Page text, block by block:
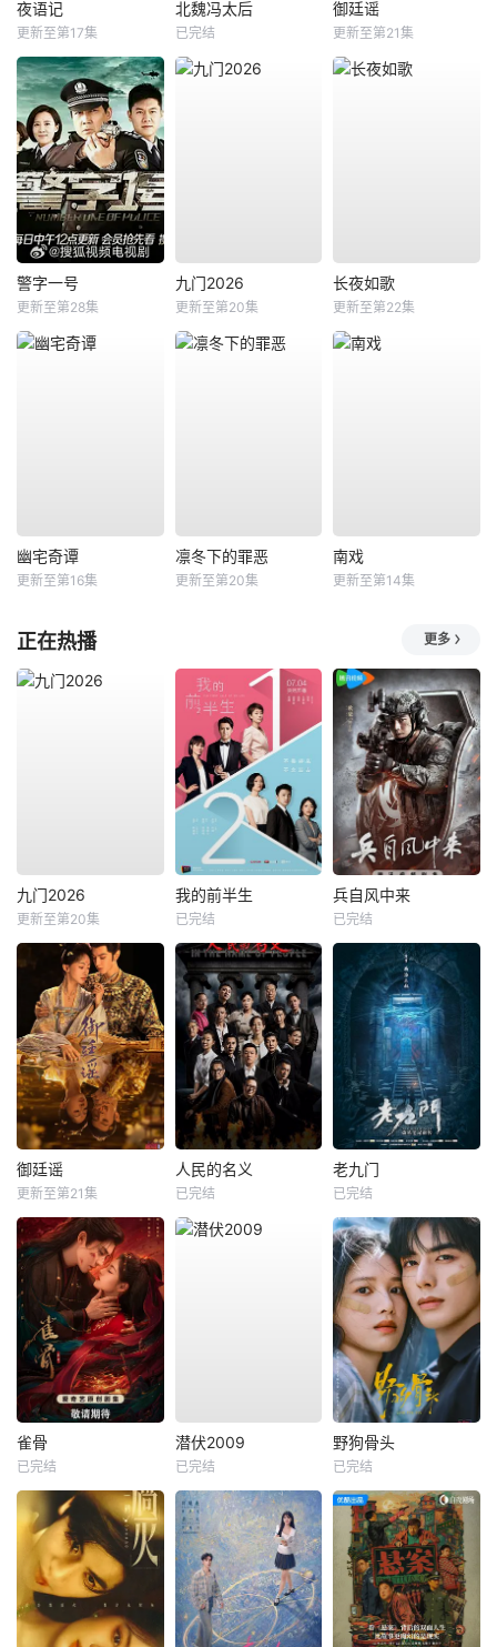
夜语记
更新至第17集
北魏冯太后
已完结
御廷谣
更新至第21集
警字一号
更新至第28集
九门2026
更新至第20集
长夜如歌
更新至第22集
幽宅奇谭
更新至第16集
凛冬下的罪恶
更新至第20集
南戏
更新至第14集
正在热播 更多
九门2026
更新至第20集
我的前半生
已完结
兵自风中来
已完结
御廷谣
更新至第21集
人民的名义
已完结
老九门
已完结
雀骨
已完结
潜伏2009
已完结
野狗骨头
已完结